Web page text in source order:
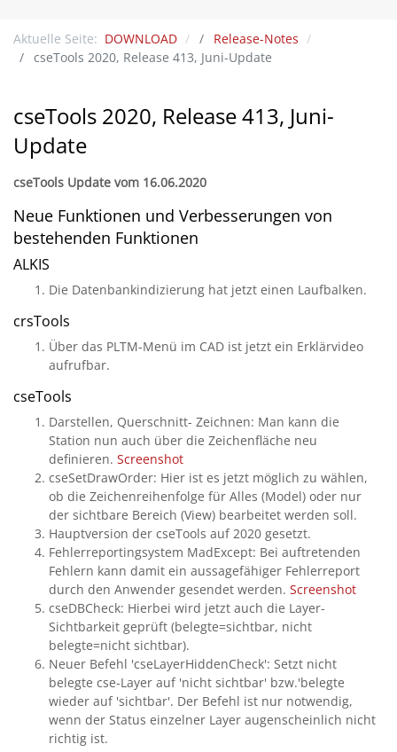
Aktuelle Seite: DOWNLOAD
Release-Notes
cseTools 2020, Release 413, Juni-Update
cseTools 2020, Release 413, Juni-
Update
cseTools Update vom 16.06.2020
Neue Funktionen und Verbesserungen von
bestehenden Funktionen
ALKIS
Die Datenbankindizierung hat jetzt einen Laufbalken.
crsTools
Über das PLTM-Menü im CAD ist jetzt ein Erklärvideo
aufrufbar.
cseTools
Darstellen, Querschnitt- Zeichnen: Man kann die
Station nun auch über die Zeichenfläche neu
definieren. Screenshot
cseSetDrawOrder: Hier ist es jetzt möglich zu wählen,
ob die Zeichenreihenfolge für Alles (Model) oder nur
der sichtbare Bereich (View) bearbeitet werden soll.
Hauptversion der cseTools auf 2020 gesetzt.
Fehlerreportingsystem MadExcept: Bei auftretenden
Fehlern kann damit ein aussagefähiger Fehlerreport
durch den Anwender gesendet werden. Screenshot
cseDBCheck: Hierbei wird jetzt auch die Layer-
Sichtbarkeit geprüft (belegte=sichtbar, nicht
belegte=nicht sichtbar).
Neuer Befehl 'cseLayerHiddenCheck': Setzt nicht
belegte cse-Layer auf 'nicht sichtbar' bzw.'belegte
wieder auf 'sichtbar'. Der Befehl ist nur notwendig,
wenn der Status einzelner Layer augenscheinlich nicht
richtig ist.